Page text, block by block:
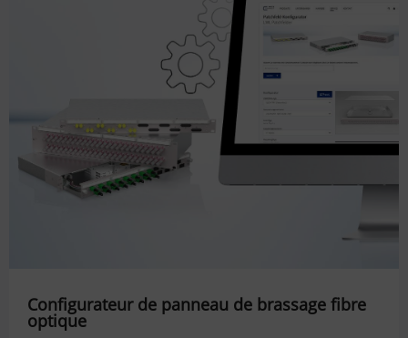
Configurateur de panneau de brassage fibre
optique